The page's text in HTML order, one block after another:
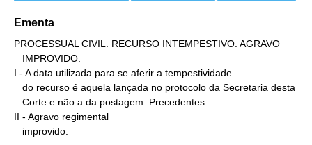
Ementa
PROCESSUAL CIVIL. RECURSO INTEMPESTIVO. AGRAVO
I - A data utilizada para se aferir a tempestividade
II - Agravo regimental
   improvido.